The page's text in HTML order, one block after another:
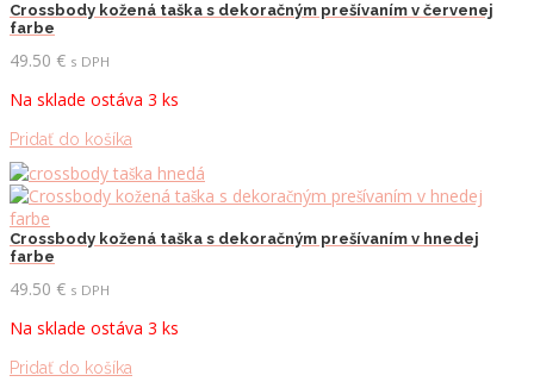
Crossbody kožená taška s dekoračným prešívaním v červenej
farbe
49.50 € s DPH
Na sklade ostáva 3 ks
Pridať do košíka
Crossbody kožená taška s dekoračným prešívaním v hnedej
farbe
49.50 € s DPH
Na sklade ostáva 3 ks
Pridať do košíka